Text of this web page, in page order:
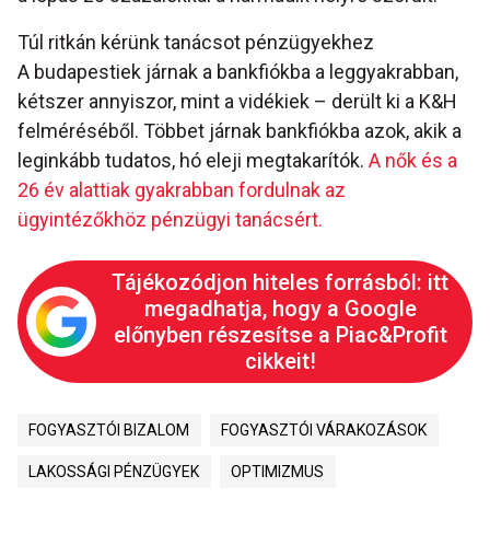
Túl ritkán kérünk tanácsot pénzügyekhez
A budapestiek járnak a bankfiókba a leggyakrabban,
kétszer annyiszor, mint a vidékiek – derült ki a K&H
felméréséből. Többet járnak bankfiókba azok, akik a
leginkább tudatos, hó eleji megtakarítók. A nők és a
26 év alattiak gyakrabban fordulnak az
ügyintézőkhöz pénzügyi tanácsért.
Tájékozódjon hiteles forrásból: itt
megadhatja, hogy a Google
előnyben részesítse a Piac&Profit
cikkeit!
FOGYASZTÓI BIZALOM FOGYASZTÓI VÁRAKOZÁSOK
LAKOSSÁGI PÉNZÜGYEK OPTIMIZMUS